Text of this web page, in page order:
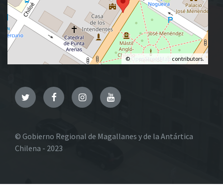
© OpenStreetMap contributors.
TwitterFacebookInstagramYouTube
© Gobierno Regional de Magallanes y de la Antártica
Chilena - 2023